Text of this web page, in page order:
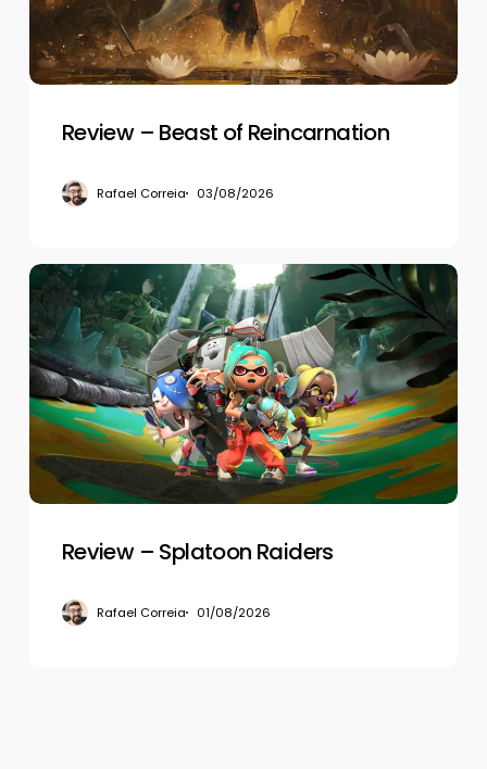
Review – Beast of Reincarnation
Rafael Correia 03/08/2026
Review
–
Splatoon
Raiders
Review – Splatoon Raiders
Rafael Correia 01/08/2026